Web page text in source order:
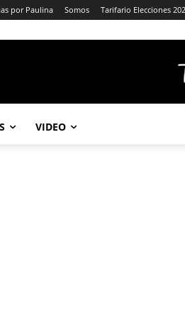
por Paulina Somos Tarifario Elecciones
VIDEO